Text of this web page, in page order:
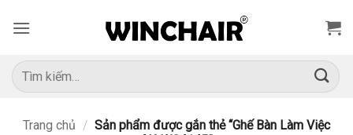
qua
dung
Tìm
kiếm:
Trang chủ / Sản phẩm được gắn thẻ “Ghế Bàn Làm Việc